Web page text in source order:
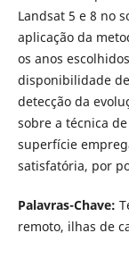
Landsat 5 e 8 no
aplicação da
os anos
disponibilidade
detecção da
sobre a técnica
superfície
satisfatória, por
Palavras-Chave:
remoto, ilhas de